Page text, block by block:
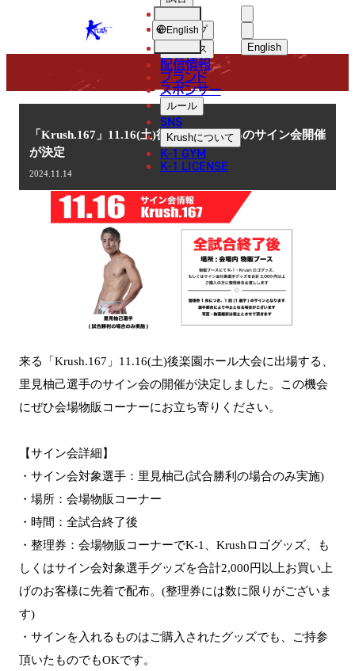
KRUSH English
한국어
中文（繁體
ショップ
ニュース
配信情報
ブランド
スポンサー
ルール
SNS
Krushについて
K-1 GYM
K-1 LICENSE
English
NEWS
ニュース
「Krush.167」11.16(土)後楽園 里見柚己のサイン会開催
が決定
2024.11.14
来る「Krush.167」11.16(土)後楽園ホール大会に出場する、
里見柚己選手のサイン会の開催が決定しました。この機会
にぜひ会場物販コーナーにお立ち寄りください。
【サイン会詳細】
・サイン会対象選手：里見柚己(試合勝利の場合のみ実施)
・場所：会場物販コーナー
・時間：全試合終了後
・整理券：会場物販コーナーでK-1、Krushロゴグッズ、も
しくはサイン会対象選手グッズを合計2,000円以上お買い上
げのお客様に先着で配布。(整理券には数に限りがございま
す)
・サインを入れるものはご購入されたグッズでも、ご持参
頂いたものでもOKです。